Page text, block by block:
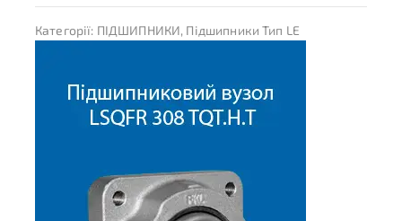
Категорії: ПІДШИПНИКИ, Підшипники Тип LE